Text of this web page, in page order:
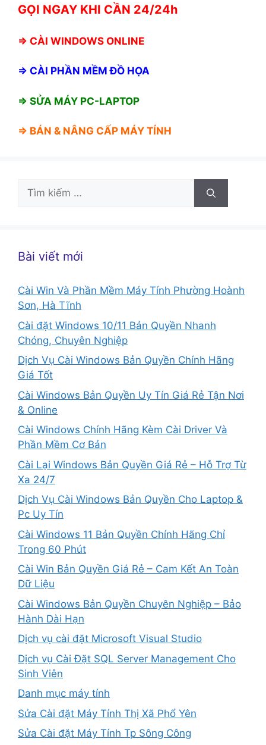
GỌI NGAY KHI CẦN 24/24h
⇒ CÀI WINDOWS ONLINE
⇒ CÀI PHẦN MỀM ĐỒ HỌA
⇒ SỬA MÁY PC-LAPTOP
⇒ BÁN & NÂNG CẤP MÁY TÍNH
Tìm
Bài viết mới
Cài Win Và Phần Mềm Máy Tính Phường Hoành
Sơn, Hà Tĩnh
Cài đặt Windows 10/11 Bản Quyền Nhanh
Chóng, Chuyên Nghiệp
Dịch Vụ Cài Windows Bản Quyền Chính Hãng
Giá Tốt
Cài Windows Bản Quyền Uy Tín Giá Rẻ Tận Nơi
& Online
Cài Windows Chính Hãng Kèm Cài Driver Và
Phần Mềm Cơ Bản
Cài Lại Windows Bản Quyền Giá Rẻ – Hỗ Trợ Từ
Xa 24/7
Dịch Vụ Cài Windows Bản Quyền Cho Laptop &
Pc Uy Tín
Cài Windows 11 Bản Quyền Chính Hãng Chỉ
Trong 60 Phút
Cài Win Bản Quyền Giá Rẻ – Cam Kết An Toàn
Dữ Liệu
Cài Windows Bản Quyền Chuyên Nghiệp – Bảo
Hành Dài Hạn
Dịch vụ cài đặt Microsoft Visual Studio
Dịch vụ Cài Đặt SQL Server Management Cho
Sinh Viên
Danh mục máy tính
Sửa Cài đặt Máy Tính Thị Xã Phổ Yên
Sửa Cài đặt Máy Tính Tp Sông Công